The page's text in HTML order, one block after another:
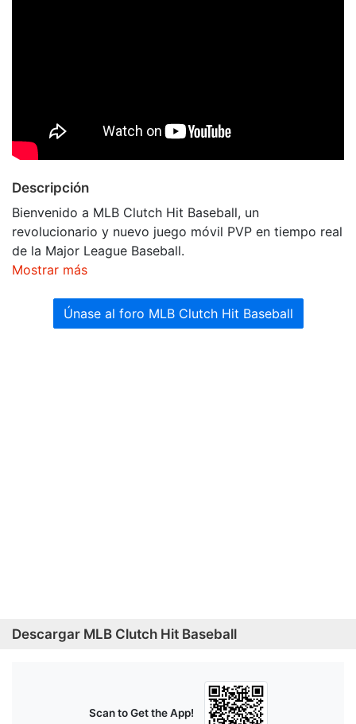
Descripción
Bienvenido a MLB Clutch Hit Baseball, un
revolucionario y nuevo juego móvil PVP en tiempo real
de la Major League Baseball.
Mostrar más
Únase al foro MLB Clutch Hit Baseball
Descargar MLB Clutch Hit Baseball
Scan to Get the App!